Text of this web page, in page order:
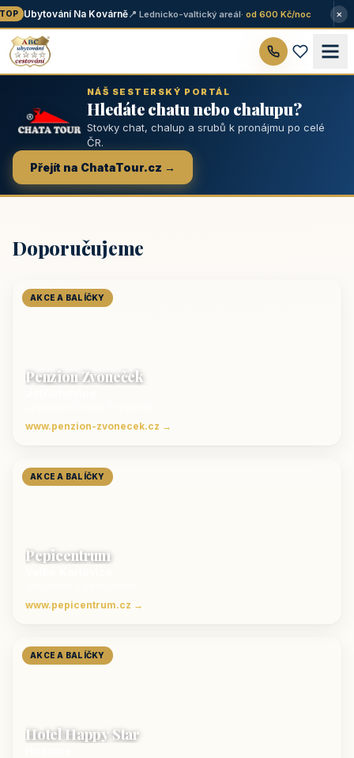
Ubytování Na Kovárně📍 Lednicko-valtický areál· od 600 Kč/noc ×
NÁŠ SESTERSKÝ PORTÁL
Hledáte chatu nebo chalupu?
Stovky chat, chalup a srubů k pronájmu po celé
ČR.
Přejít na ChataTour.cz →
Doporučujeme
AKCE A BALÍČKY
Penzion Zvoneček
www.penzion-zvonecek.cz →
AKCE A BALÍČKY
Pepicentrum
www.pepicentrum.cz →
AKCE A BALÍČKY
Hotel Happy Star